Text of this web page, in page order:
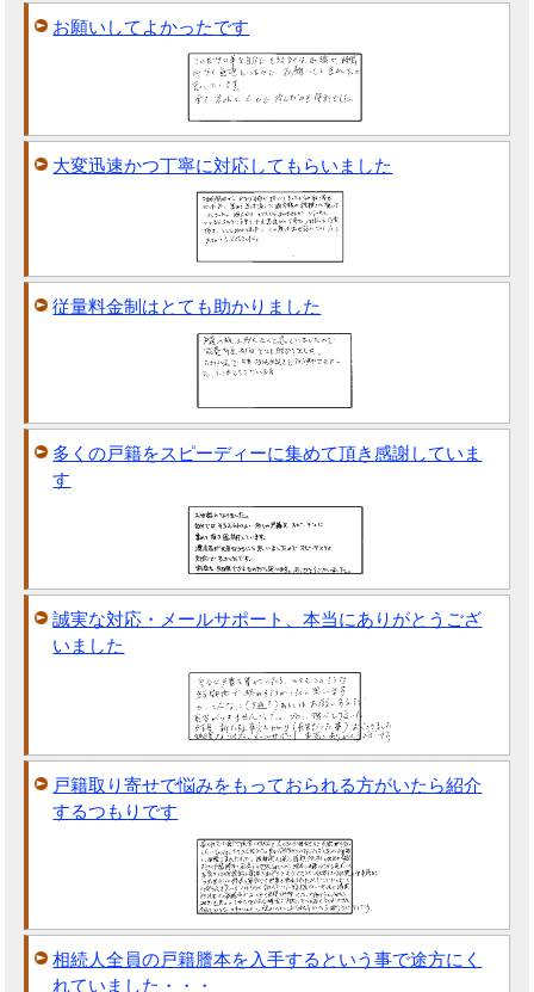
お願いしてよかったです
大変迅速かつ丁寧に対応してもらいました
従量料金制はとても助かりました
多くの戸籍をスピーディーに集めて頂き感謝していま
す
誠実な対応・メールサポート、本当にありがとうござ
いました
戸籍取り寄せで悩みをもっておられる方がいたら紹介
するつもりです
相続人全員の戸籍謄本を入手するという事で途方にく
れていました・・・